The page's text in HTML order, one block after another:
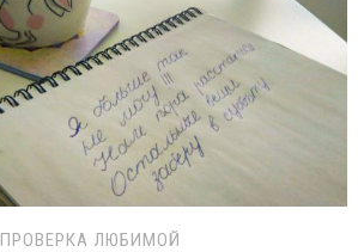
ПРОВЕРКА ЛЮБИМОЙ